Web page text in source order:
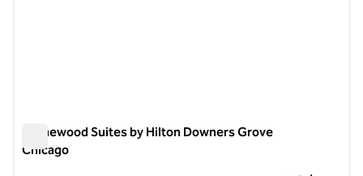
Homewood Suites by Hilton Downers Grove
Chicago